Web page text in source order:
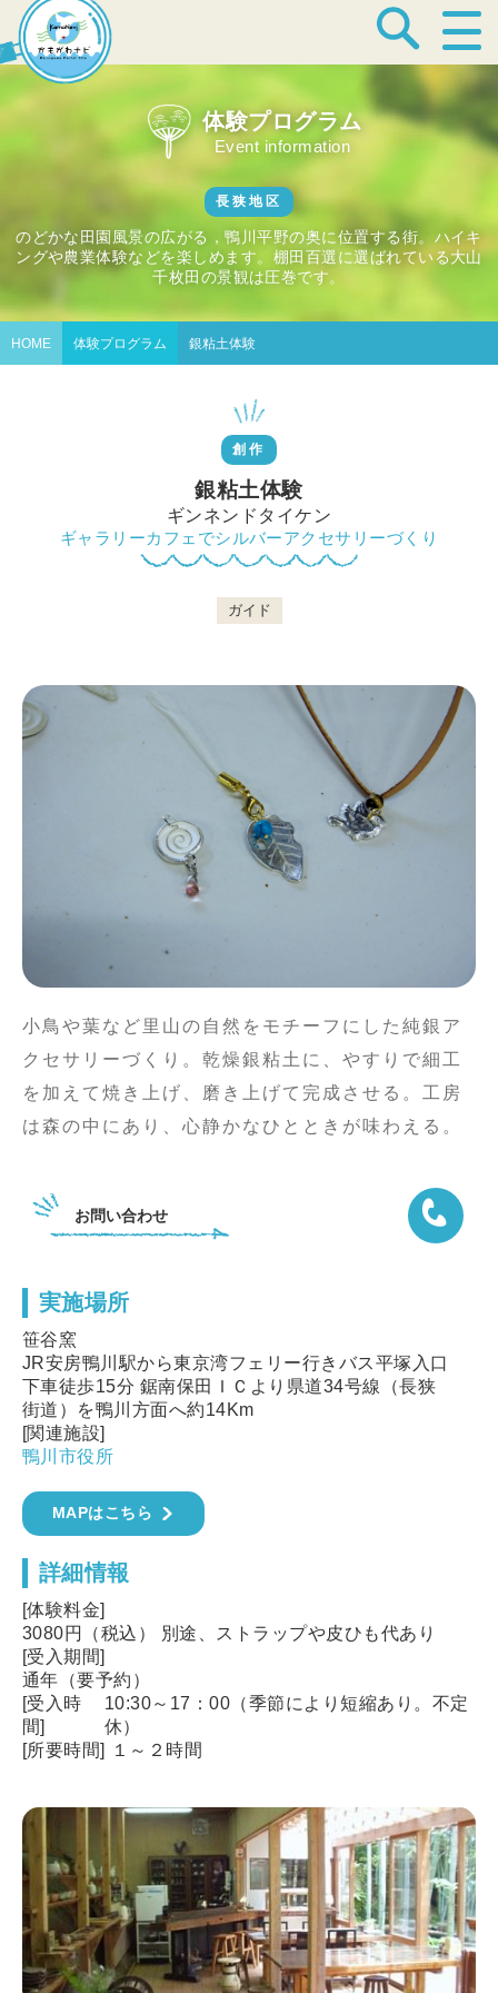
宿泊・温泉
見どころ
体験プログラム
鴨川について
レンタサイクル
体験プログラム
Event information
長狭地区
のどかな田園風景の広がる，鴨川平野の奥に位置する街。ハイキ
ングや農業体験などを楽しめます。棚田百選に選ばれている大山
千枚田の景観は圧巻です。
HOME 体験プログラム 銀粘土体験
創作
銀粘土体験
ギンネンドタイケン
ギャラリーカフェでシルバーアクセサリーづくり
ガイド
小鳥や葉など里山の自然をモチーフにした純銀ア
クセサリーづくり。乾燥銀粘土に、やすりで細工
を加えて焼き上げ、磨き上げて完成させる。工房
は森の中にあり、心静かなひとときが味わえる。
お問い合わせ
実施場所
笹谷窯
JR安房鴨川駅から東京湾フェリー行きバス平塚入口
下車徒歩15分 鋸南保田ＩＣより県道34号線（長狭
街道）を鴨川方面へ約14Km
[関連施設]
鴨川市役所
MAPはこちら
詳細情報
[体験料金]
3080円（税込） 別途、ストラップや皮ひも代あり
[受入期間]
通年（要予約）
[受入時
間]
10:30～17：00（季節により短縮あり。不定
休）
[所要時間]
１～２時間